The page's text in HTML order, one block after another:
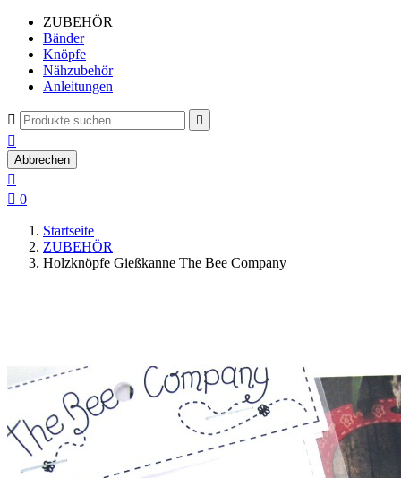
ZUBEHÖR
Bänder
Knöpfe
Nähzubehör
Anleitungen
 

Abbrechen

 0
Startseite
ZUBEHÖR
Holzknöpfe Gießkanne The Bee Company